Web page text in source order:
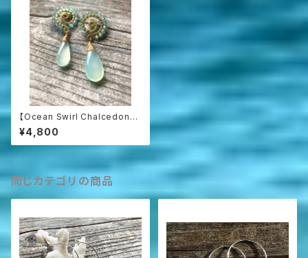
【Ocean Swirl Chalcedony
'Aqua'】波の渦から滴るカルセ
ドニーのボヘミアンピアス
¥4,800
同じカテゴリの商品